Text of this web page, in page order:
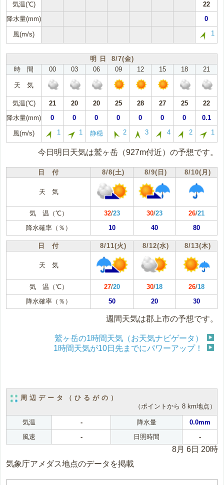
気温(℃)
22
降水量(mm)
0
風(m/s) 1
明 日 8/7(金)
時 間
00 03 06 09 12 15 18 21
天 気
気温(℃) 21 20 20 25 28 27 25
22
降水量(mm)
0 0 0 0 0 0 0 0.1
風(m/s) 1 1 静穏 2 3 4 2 1
今日明日天気は鷲ヶ岳（927m付近）の予想です。
日 付 8/8(土) 8/9(日) 8/10(月)
天 気
気 温（℃） 32/23 30/23 26/21
降水確率（％）
10 40 80
日 付 8/11(火) 8/12(水) 8/13(木)
天 気
気 温（℃） 27/20 30/18 26/18
降水確率（％）
50 20 30
週間天気は郡上市の予想です。
鷲ヶ岳の1時間天気（お天気ナビゲータ）
1時間天気が10日先までにパワーアップ！
周辺データ（ひるがの）
（ポイントから 8 km地点）
気温 - 降水量
0.0mm
風速
- 日照時間 -
8月 6日 20時
気象庁アメダス地点のデータを掲載